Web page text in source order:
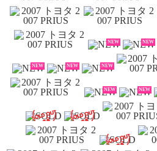
NEW NEW
NEW NEW NEW
NEW NEW